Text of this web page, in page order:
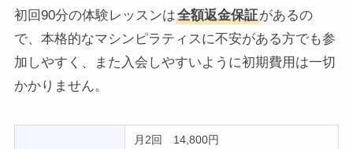
初回90分の体験レッスンは全額返金保証があるの
で、本格的なマシンピラティスに不安がある方でも参
加しやすく、また入会しやすいように初期費用は一切
かかりません。
月2回 14,800円